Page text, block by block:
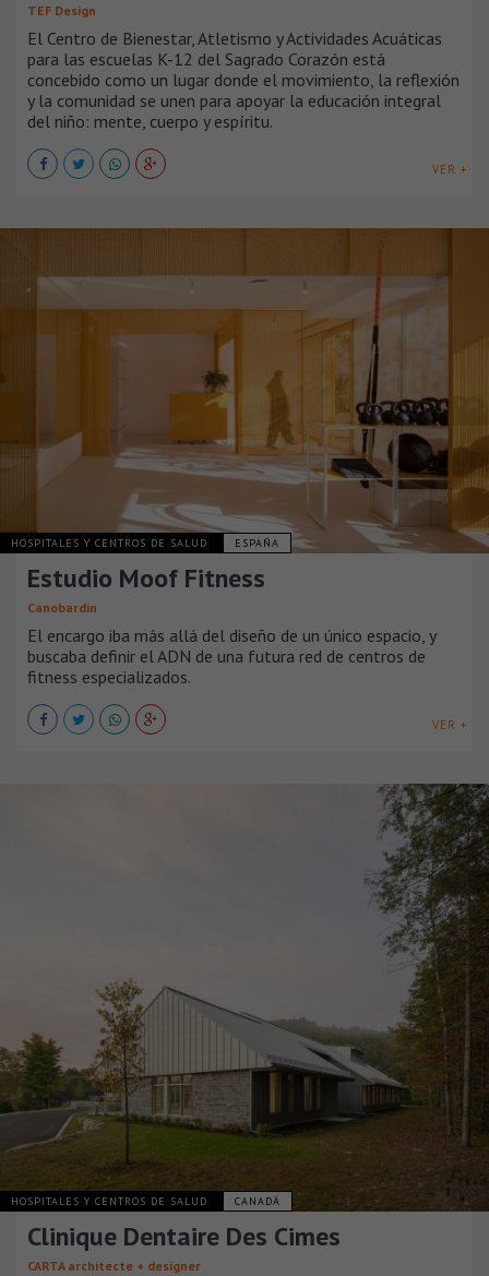
TEF Design
El Centro de Bienestar, Atletismo y Actividades Acuáticas
para las escuelas K-12 del Sagrado Corazón está
concebido como un lugar donde el movimiento, la reflexión
y la comunidad se unen para apoyar la educación integral
del niño: mente, cuerpo y espíritu.
VER +
HOSPITALES Y CENTROS DE SALUD ESPAÑA
Estudio Moof Fitness
Canobardin
El encargo iba más allá del diseño de un único espacio, y
buscaba definir el ADN de una futura red de centros de
fitness especializados.
VER +
HOSPITALES Y CENTROS DE SALUD CANADÁ
Clinique Dentaire Des Cimes
CARTA architecte + designer